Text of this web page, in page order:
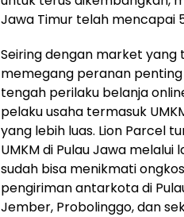
Jawa Timur telah mencapai
Seiring dengan market yang
memegang peranan penting
tengah perilaku belanja
pelaku usaha termasuk
yang lebih luas. Lion Parcel
UMKM di Pulau Jawa
sudah bisa menikmati
pengiriman antarkota di
Jember, Probolinggo, dan